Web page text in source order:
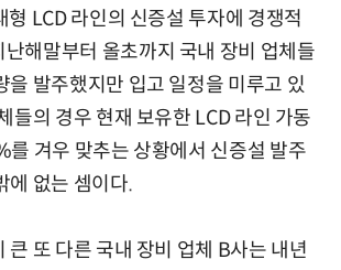
형 LCD 라인의 신증설 투자에 경쟁적
해말부터 올초까지 국내 장비 업체들
을 발주했지만 입고 일정을 미루고 있
들의 경우 현재 보유한 LCD 라인 가동
를 겨우 맞추는 상황에서 신증설 발주
에 없는 셈이다.
큰 또 다른 국내 장비 업체 B사는 내년